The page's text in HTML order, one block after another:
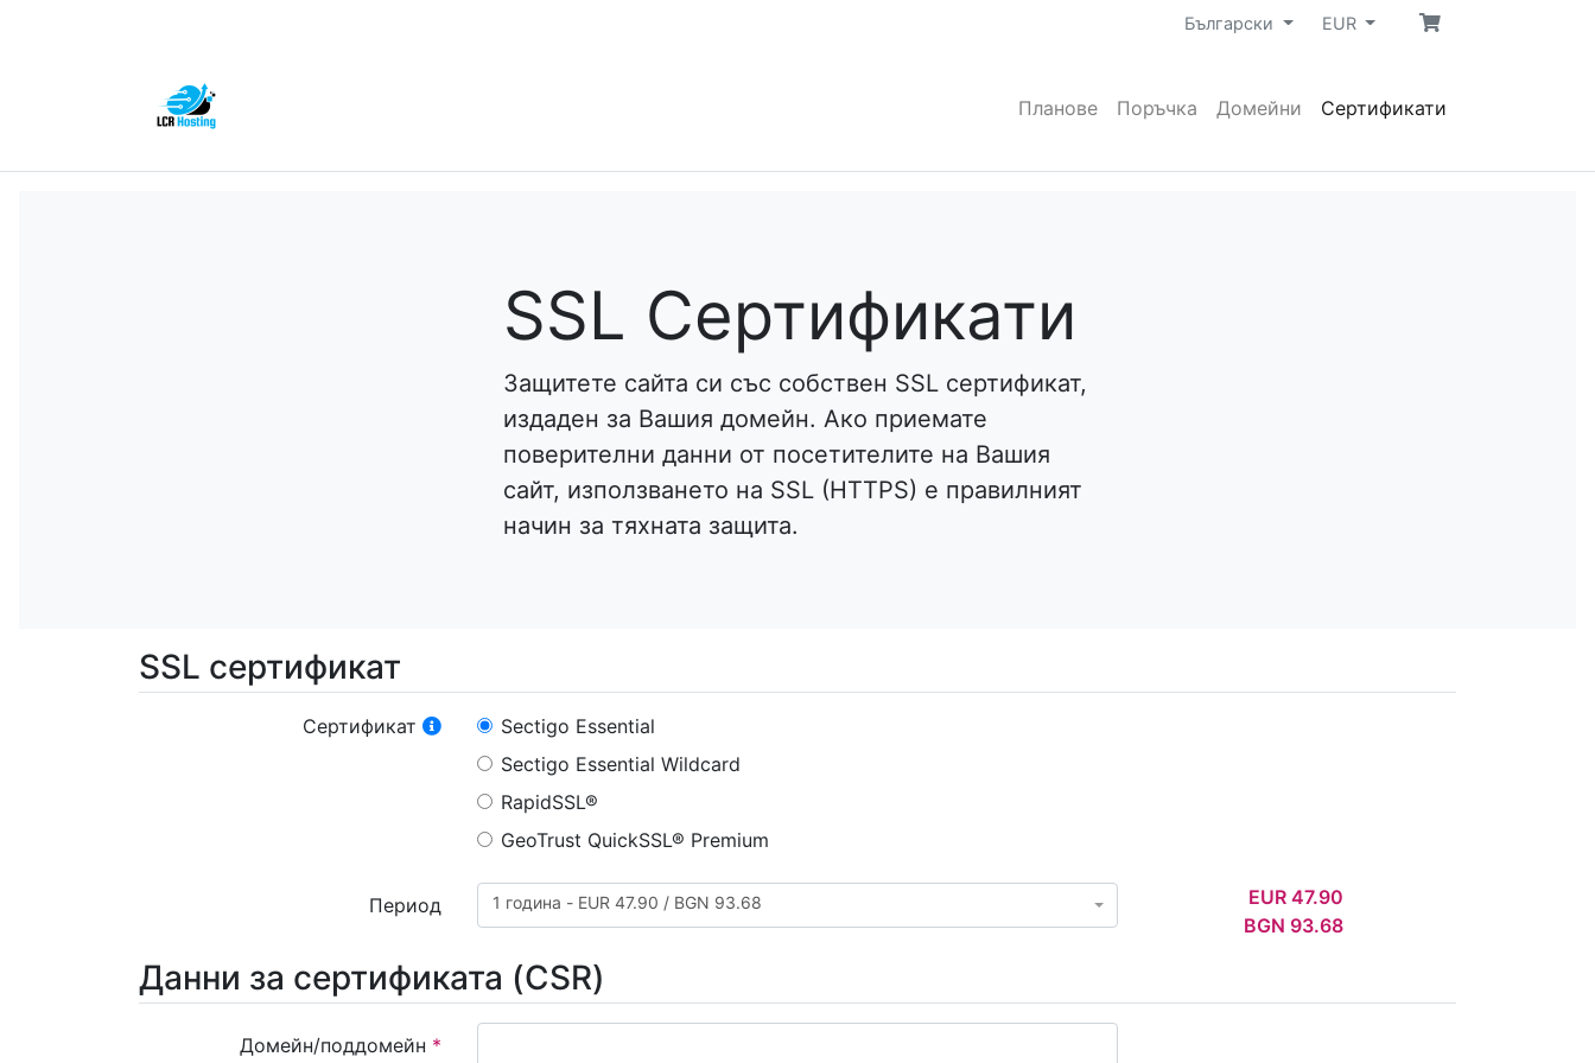
Български EUR
Планове Поръчка Домейни Сертификати
SSL Сертификати
Защитете сайта си със собствен SSL сертификат,
издаден за Вашия домейн. Ако приемате
поверителни данни от посетителите на Вашия
сайт, използването на SSL (HTTPS) е правилният
начин за тяхната защита.
SSL сертификат
Сертификат
Sectigo Essential
Sectigo Essential Wildcard
RapidSSL®
GeoTrust QuickSSL® Premium
Период 1 година - EUR 47.90 / BGN 93.68
EUR 47.90
BGN 93.68
Данни за сертификата (CSR)
Домейн/поддомейн *